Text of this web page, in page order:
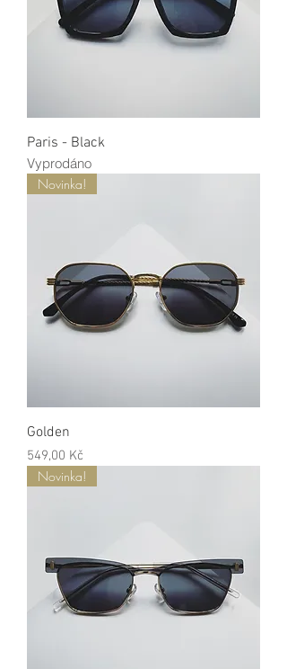
Paris - Black
Vyprodáno
Novinka!
Golden
Cena
549,00 Kč
Novinka!